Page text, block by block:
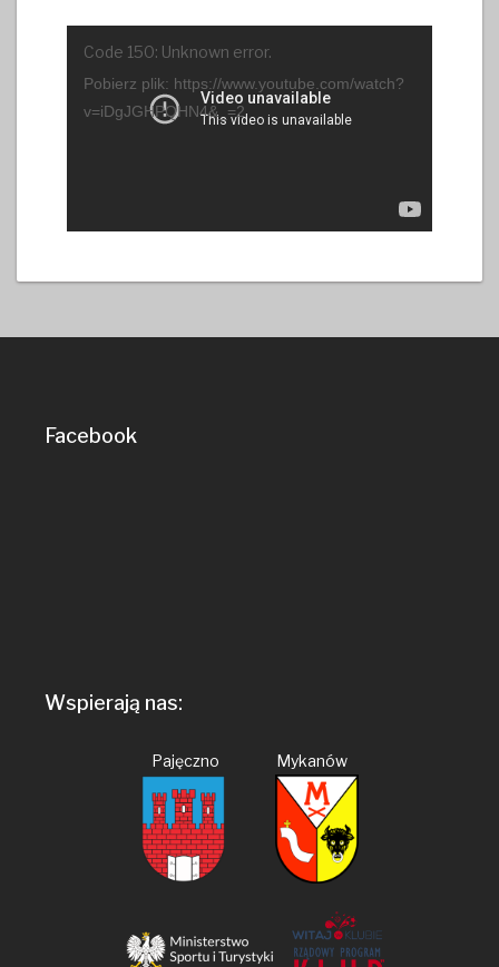
Code 150: Unknown error.
Pobierz plik: https://www.youtube.com/watch?
v=iDgJGHPQHN4&_=2
Facebook
Wspierają nas:
Pajęczno Mykanów